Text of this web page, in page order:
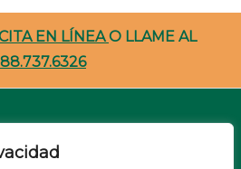
EN LÍNEAO LLAME AL